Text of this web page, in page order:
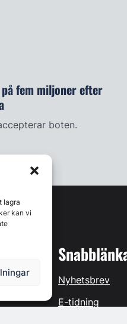
lagra
kan vi
på fem miljoner efter
boten.
Nyhetsbrev
E-tidning